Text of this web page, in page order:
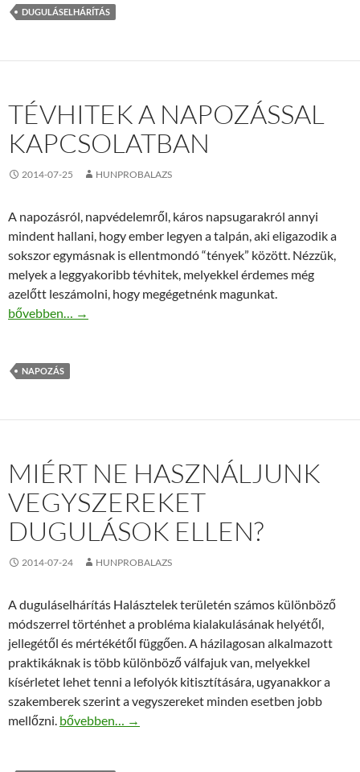
DUGULÁSELHÁRÍTÁS
TÉVHITEK A NAPOZÁSSAL
KAPCSOLATBAN
2014-07-25 HUNPROBALAZS
A napozásról, napvédelemről, káros napsugarakról annyi
mindent hallani, hogy ember legyen a talpán, aki eligazodik a
sokszor egymásnak is ellentmondó “tények” között. Nézzük,
melyek a leggyakoribb tévhitek, melyekkel érdemes még
azelőtt leszámolni, hogy megégetnénk magunkat.
Tévhitek a napozással kapcsolatban
bővebben… →
NAPOZÁS
MIÉRT NE HASZNÁLJUNK
VEGYSZEREKET
DUGULÁSOK ELLEN?
2014-07-24 HUNPROBALAZS
A duguláselhárítás Halásztelek területén számos különböző
módszerrel történhet a probléma kialakulásának helyétől,
jellegétől és mértékétől függően. A házilagosan alkalmazott
praktikáknak is több különböző válfajuk van, melyekkel
kísérletet lehet tenni a lefolyók kitisztítására, ugyanakkor a
szakemberek szerint a vegyszereket minden esetben jobb
mellőzni. Miért ne használjunk vegyszereket dugulások ellen?
bővebben… →